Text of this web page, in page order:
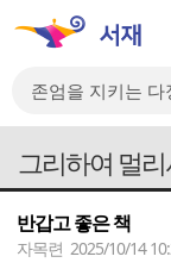
그리하여 멀
반갑고 좋은 책
자목련 2025/10/14